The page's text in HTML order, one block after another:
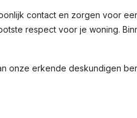
contact en zorgen voor
respect voor je woning.
onze erkende deskundigen